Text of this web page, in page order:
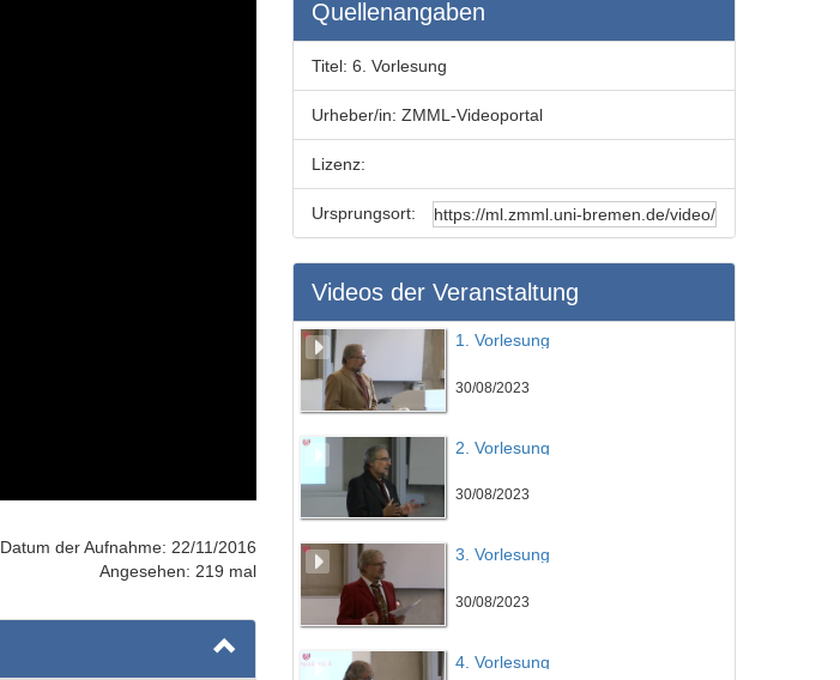
Datum der Aufnahme: 22/11/2016
Angesehen: 219 mal
Quellenangaben
Titel: 6. Vorlesung
Urheber/in: ZMML-Videoportal
Lizenz:
Ursprungsort:
Videos der Veranstaltung
1. Vorlesung
30/08/2023
2. Vorlesung
30/08/2023
3. Vorlesung
30/08/2023
4. Vorlesung